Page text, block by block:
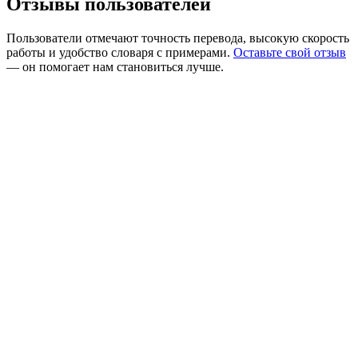
Пользователи отмечают точность перевода, высокую скорость
работы и удобство словаря с примерами. Оставьте свой отзыв
— он помогает нам становиться лучше.